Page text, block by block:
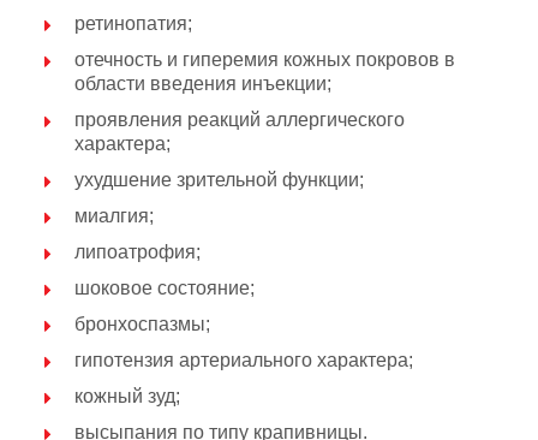
ретинопатия;
отечность и гиперемия кожных покровов в
области введения инъекции;
проявления реакций аллергического
характера;
ухудшение зрительной функции;
миалгия;
липоатрофия;
шоковое состояние;
бронхоспазмы;
гипотензия артериального характера;
кожный зуд;
высыпания по типу крапивницы.